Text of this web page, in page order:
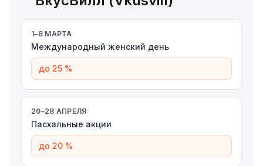
1–8 МАРТА
Международный женский день
до 25 %
20–28 АПРЕЛЯ
Пасхальные акции
до 20 %